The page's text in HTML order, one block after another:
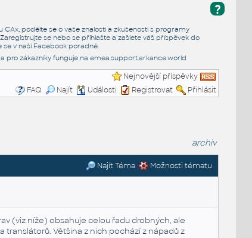
?
podělte se o vaše znalosti a zkušenosti s programy
se nebo se přihlašte a zašlete váš příspěvek do
se v naší Facebook poradně.
pro zákazníky funguje na emea.support.arkance.world
Nejnovější příspěvky
FAQ
Najít Události Registrovat Přihlásit
archiv
Najít Téma Možnosti tématu
(viz níže) obsahuje celou řadu drobných, ale
translátorů. Většina z nich pochází z nápadů z